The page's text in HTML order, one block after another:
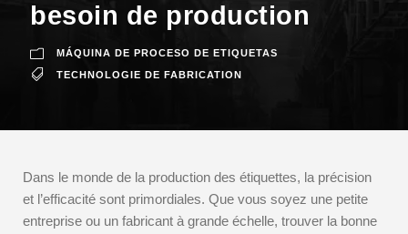
besoin de production
MÁQUINA DE PROCESO DE ETIQUETAS
TECHNOLOGIE DE FABRICATION
Dans le monde de la production des étiquettes, la précision
et l’efficacité sont primordiales. Que vous soyez une petite
entreprise ou un fabricant à grande échelle, trouver la bonne